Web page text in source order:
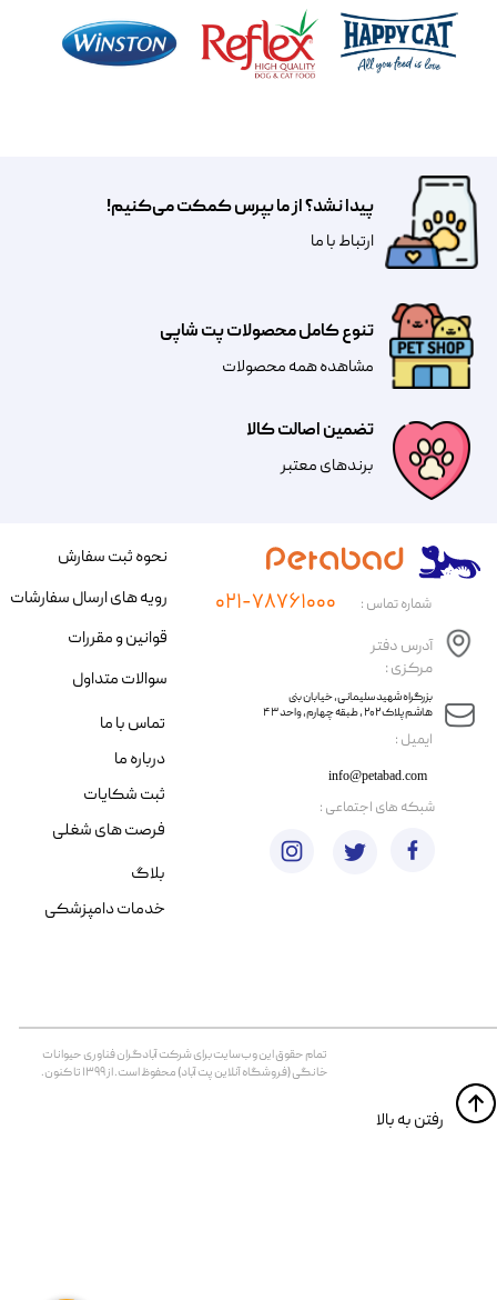
تضمین اصالت کالا
​​برندهای معتبر​​​​​​​
تنوع کامل محصولات پت شاپی
مشاهده همه محصولات
پیدا نشد؟ از ما بپرس کمکت می‌کنیم!
​​​ارتباط با ما
​ایمیل :
آدرس دفتر
مرکزی :
info@petabad.com
​​بزرگراه شهید سلیمانی، خیابان بنی
هاشم پلاک ۲۰۲ ، طبقه چهارم، واحد ۴۳
شماره تماس : ۰۲۱-۷۸۷۶۱۰۰۰
تمام حقوق اين وب‌سايت برای شرکت آبادگران فناوری حیوانات
خانگی (فروشگاه آنلاین پت آباد) محفوظ است. از ۱۳۹۹ تا کنون.
​​رفتن به بالا
نحوه ثبت سفارش
رویه های ارسال سفارشات
قوانین و مقررات
سوالات متداول
تماس با ما
درباره ما
ثبت شکایات
فرصت های شغلی
​شبکه های اجتماعی :
بلاگ
خدمات دامپزشکی